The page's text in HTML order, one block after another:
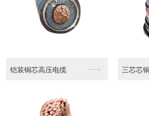
WDZN-YJY 0...
芯芯铜高压电缆